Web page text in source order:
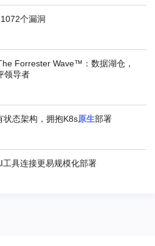
1072个漏洞
Forrester Wave™：数据湖仓，
领导者
状态架构，拥抱K8s原生部署
工具连接更易规模化部署